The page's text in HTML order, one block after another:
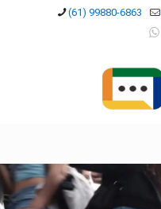
(61) 99880-6863